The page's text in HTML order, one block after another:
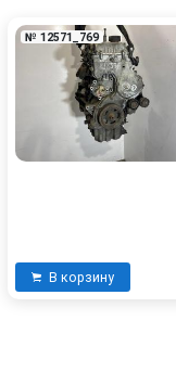
№ 12571_769
В корзину